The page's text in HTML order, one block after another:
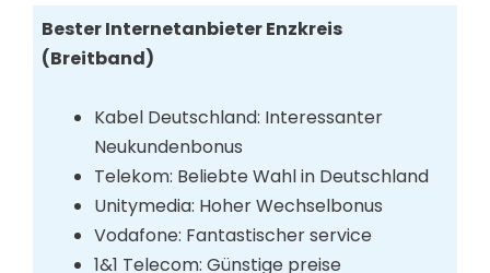
Bester Internetanbieter Enzkreis
(Breitband)
Kabel Deutschland: Interessanter
Neukundenbonus
Telekom: Beliebte Wahl in Deutschland
Unitymedia: Hoher Wechselbonus
Vodafone: Fantastischer service
1&1 Telecom: Günstige preise